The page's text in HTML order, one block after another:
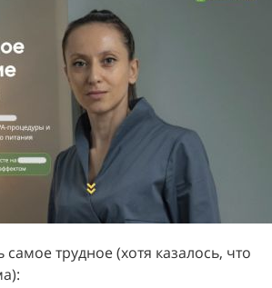
трудное (хотя казалось, что